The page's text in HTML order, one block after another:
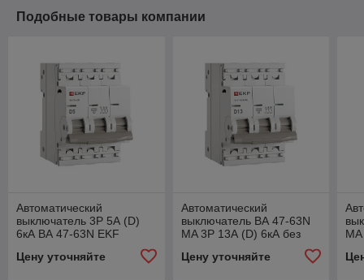
Подобные товары компании
Автоматический
выключатель 3P 5А (D)
6кА ВА 47-63N EKF
Цену уточняйте
Автоматический
выключатель ВА 47-63N
MA 3P 13А (D) 6кА без
теплового расцепителя
PROXIMA EKF
Цену уточняйте